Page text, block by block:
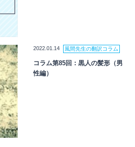
2022.01.14 風間先生の翻訳コラム
コラム第85回：黒人の髪形（男
性編）